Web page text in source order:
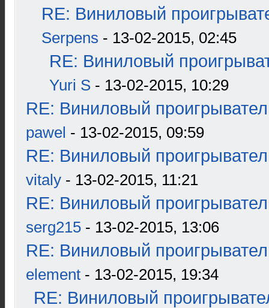
RE: Виниловый
Serpens - 13-02-2015, 02:45
RE: Виниловый
Yuri S - 13-02-2015, 10:29
RE: Виниловый
pawel - 13-02-2015, 09:59
RE: Виниловый
vitaly - 13-02-2015, 11:21
RE: Виниловый
serg215 - 13-02-2015, 13:06
RE: Виниловый
element - 13-02-2015, 19:34
RE: Виниловый